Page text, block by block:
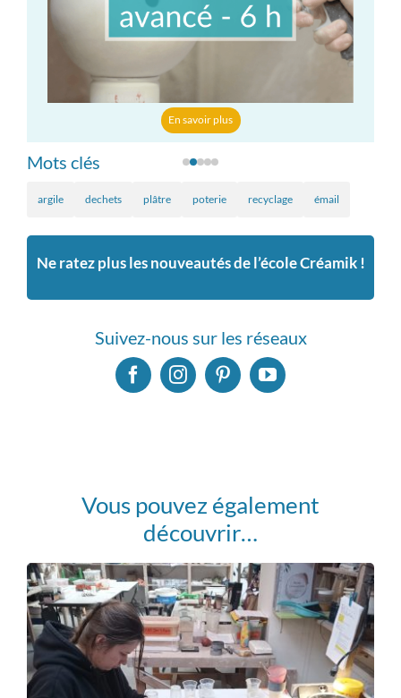
En savoir plus
Mots clés
argile dechets plâtre poterie recyclage émail
Ne ratez plus les nouveautés de l’école Créamik !
Suivez-nous sur les réseaux
Vous pouvez également
découvrir…